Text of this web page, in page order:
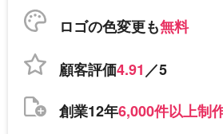
ロゴの色変更も無料
顧客評価4.91／5
創業12年6,000件以上制